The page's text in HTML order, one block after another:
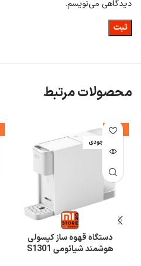
دیدگاهی می‌نویسم.
محصولات مرتبط
-13%
اتمام موجودی
دستگاه قهوه ساز کپسولی
هوشمند شیائومی S1301